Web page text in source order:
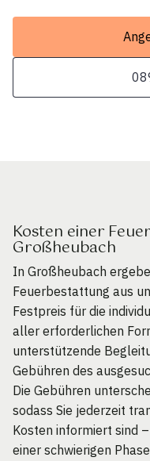
Kosten einer
Großheubach
In Großheubach
Feuerbestattung aus
Festpreis für die
aller erforderlichen
unterstützende
Gebühren des
Die Gebühren
sodass Sie jederzeit
Kosten informiert sind
einer schwierigen